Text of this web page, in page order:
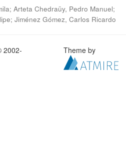
; Arteta Chedraüy, Pedro Manuel;
; Jiménez Gómez, Carlos Ricardo
2002-
Theme by